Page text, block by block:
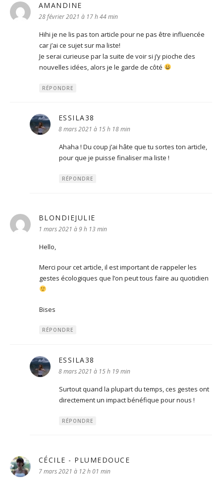
AMANDINE
28 février 2021 à 17 h 44 min
Hihi je ne lis pas ton article pour ne pas être influencée
car j’ai ce sujet sur ma liste!
Je serai curieuse par la suite de voir si j’y pioche des
nouvelles idées, alors je le garde de côté
RÉPONDRE
ESSILA38
8 mars 2021 à 15 h 18 min
Ahaha ! Du coup j’ai hâte que tu sortes ton article,
pour que je puisse finaliser ma liste !
RÉPONDRE
BLONDIEJULIE
1 mars 2021 à 9 h 13 min
Hello,
Merci pour cet article, il est important de rappeler les
gestes écologiques que l’on peut tous faire au quotidien
Bises
RÉPONDRE
ESSILA38
8 mars 2021 à 15 h 19 min
Surtout quand la plupart du temps, ces gestes ont
directement un impact bénéfique pour nous !
RÉPONDRE
CÉCILE - PLUMEDOUCE
7 mars 2021 à 12 h 01 min